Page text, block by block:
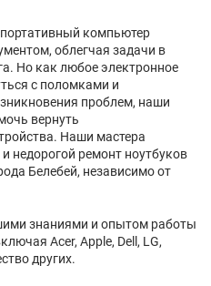
компьютер
облегчая задачи в
Но как любое электронное
с поломками и
проблем, наши
вернуть
Наши мастера
недорогой ремонт ноутбуков
Белебей, независимо от
знаниями и опытом работы
Acer, Apple, Dell, LG,
других.